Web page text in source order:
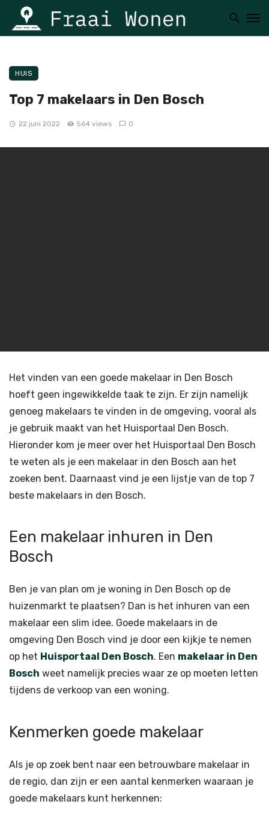
HUIS
Top 7 makelaars in Den Bosch
22 juni 2022 564 views 0
Het vinden van een goede makelaar in Den Bosch
hoeft geen ingewikkelde taak te zijn. Er zijn namelijk
genoeg makelaars te vinden in de omgeving, vooral als
je gebruik maakt van het Huisportaal Den Bosch.
Hieronder kom je meer over het Huisportaal Den Bosch
te weten als je een makelaar in den Bosch aan het
zoeken bent. Daarnaast vind je een lijstje van de top 7
beste makelaars in den Bosch.
Een makelaar inhuren in Den
Bosch
Ben je van plan om je woning in Den Bosch op de
huizenmarkt te plaatsen? Dan is het inhuren van een
makelaar een slim idee. Goede makelaars in de
omgeving Den Bosch vind je door een kijkje te nemen
op het Huisportaal Den Bosch. Een makelaar in Den
Bosch weet namelijk precies waar ze op moeten letten
tijdens de verkoop van een woning.
Kenmerken goede makelaar
Als je op zoek bent naar een betrouwbare makelaar in
de regio, dan zijn er een aantal kenmerken waaraan je
goede makelaars kunt herkennen: